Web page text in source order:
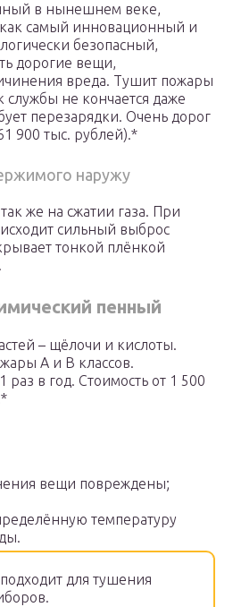
в нынешнем веке,
самый инновационный и
безопасный,
дорогие вещи,
вреда. Тушит пожары
службы не кончается даже
перезарядки. Очень дорог
900 тыс. рублей).*
наружу
же на сжатии газа. При
сильный выброс
тонкой плёнкой
пенный
– щёлочи и кислоты.
А и В классов.
раз в год. Стоимость от 1 500
вещи повреждены;
температуру
для тушения